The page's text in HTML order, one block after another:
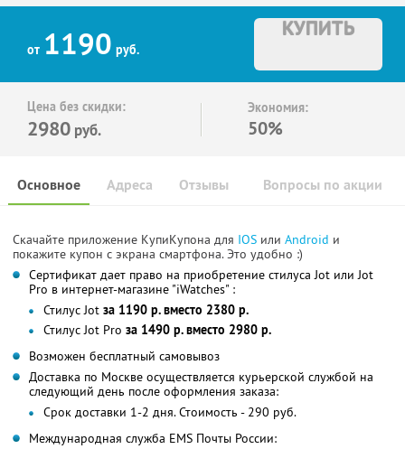
от 1190 руб.
КУПИТЬ
Цена без скидки:
2980 руб.
Экономия:
50%
Основное Отзывы Вопросы по акции
Адреса
Скачайте приложение КупиКупона для IOS или Android и
покажите купон с экрана смартфона. Это удобно :)
Сертификат дает право на приобретение стилуса Jot или Jot
Pro в интернет-магазине "iWatches" :
Стилус Jot за 1190 р. вместо 2380 р.
Стилус Jot Pro за 1490 р. вместо 2980 р.
Возможен бесплатный самовывоз
Доставка по Москве осуществляется курьерской службой на
следующий день после оформления заказа:
Срок доставки 1-2 дня. Стоимость - 290 руб.
Международная служба EMS Почты России: